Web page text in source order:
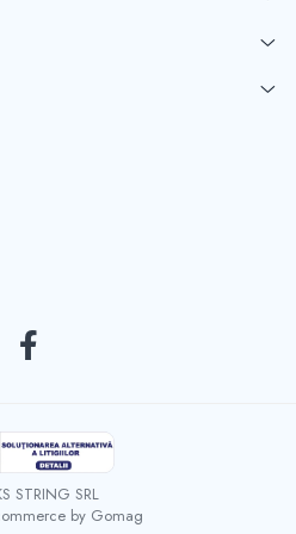
si exterior, protejate perfect
stabila datorita conectarii cu
de aprox. 50 mm, cu piulita.
din otel, au diametrul de aprox.:
in
siguranta pe toate partile.
bine sudata de fiecare picior
sunt atasate cu ajutorul
STRING SRL
by Gomag